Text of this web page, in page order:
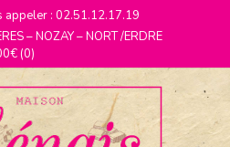
appeler : 02.51.12.17.19
– NOZAY – NORT /ERDRE
(0)